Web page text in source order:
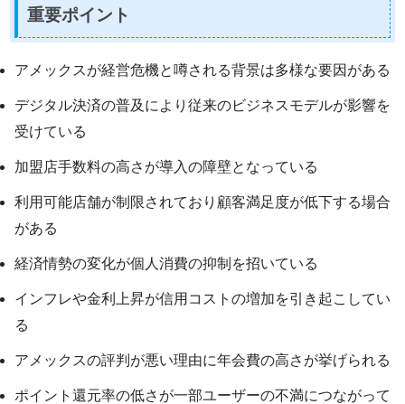
重要ポイント
アメックスが経営危機と噂される背景は多様な要因がある
デジタル決済の普及により従来のビジネスモデルが影響を
受けている
加盟店手数料の高さが導入の障壁となっている
利用可能店舗が制限されており顧客満足度が低下する場合
がある
経済情勢の変化が個人消費の抑制を招いている
インフレや金利上昇が信用コストの増加を引き起こしてい
る
アメックスの評判が悪い理由に年会費の高さが挙げられる
ポイント還元率の低さが一部ユーザーの不満につながって